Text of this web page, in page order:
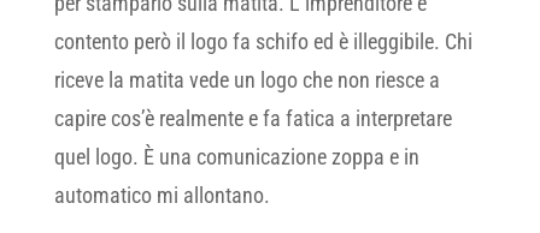
contento però il logo fa schifo ed è illeggibile. Chi
riceve la matita vede un logo che non riesce a
capire cos’è realmente e fa fatica a interpretare
quel logo. È una comunicazione zoppa e in
automatico mi allontano.